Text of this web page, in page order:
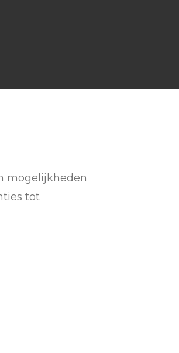
mogelijkheden
tot